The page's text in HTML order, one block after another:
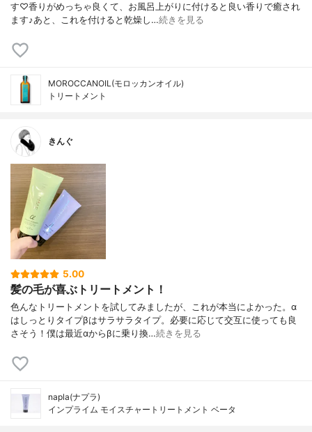
す♡香りがめっちゃ良くて、お風呂上がりに付けると良い香りで癒され
ます♪あと、これを付けると乾燥し…続きを見る
MOROCCANOIL(モロッカンオイル)
トリートメント
きんぐ
5.00
髪の毛が喜ぶトリートメント！
色んなトリートメントを試してみましたが、これが本当によかった。α
はしっとりタイプβはサラサラタイプ。必要に応じて交互に使っても良
さそう！僕は最近αからβに乗り換…続きを見る
napla(ナプラ)
インプライム モイスチャートリートメント ベータ